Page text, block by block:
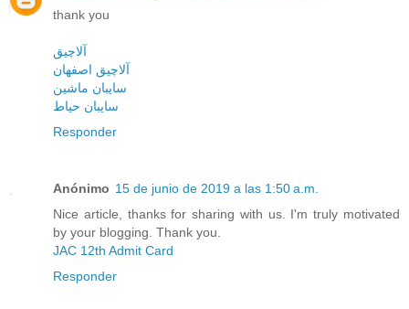
thank you
آلاچیق
آلاچیق اصفهان
سایبان ماشین
سایبان حیاط
Responder
Anónimo 15 de junio de 2019 a las 1:50 a.m.
Nice article, thanks for sharing with us. I'm truly motivated
by your blogging. Thank you.
JAC 12th Admit Card
Responder